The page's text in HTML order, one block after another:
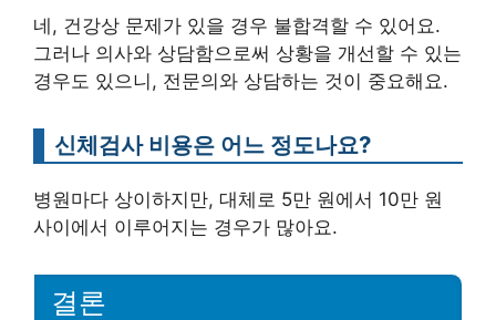
네, 건강상 문제가 있을 경우 불합격할 수 있어요.
그러나 의사와 상담함으로써 상황을 개선할 수 있는
경우도 있으니, 전문의와 상담하는 것이 중요해요.
신체검사 비용은 어느 정도나요?
병원마다 상이하지만, 대체로 5만 원에서 10만 원
사이에서 이루어지는 경우가 많아요.
결론